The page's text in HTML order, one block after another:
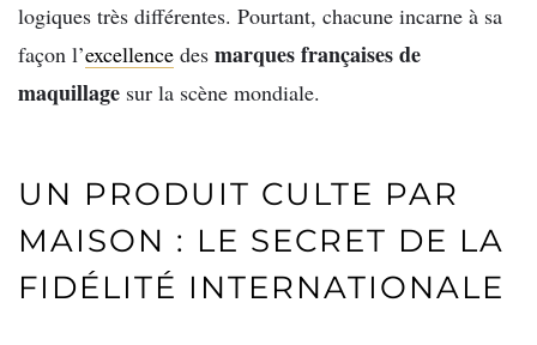
logiques très différentes. Pourtant, chacune incarne à sa
façon l’excellence des marques françaises de
maquillage sur la scène mondiale.
UN PRODUIT CULTE PAR
MAISON : LE SECRET DE LA
FIDÉLITÉ INTERNATIONALE